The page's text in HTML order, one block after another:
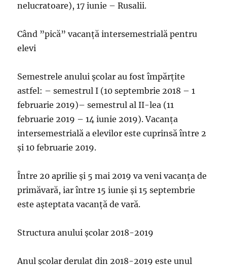
nelucratoare), 17 iunie – Rusalii.
Când ”pică” vacanță intersemestrială pentru
elevi
Semestrele anului școlar au fost împărțite
astfel: – semestrul I (10 septembrie 2018 – 1
februarie 2019)– semestrul al II-lea (11
februarie 2019 – 14 iunie 2019). Vacanța
intersemestrială a elevilor este cuprinsă între 2
și 10 februarie 2019.
Între 20 aprilie și 5 mai 2019 va veni vacanța de
primăvară, iar între 15 iunie și 15 septembrie
este așteptata vacanță de vară.
Structura anului școlar 2018-2019
Anul școlar derulat din 2018-2019 este unul